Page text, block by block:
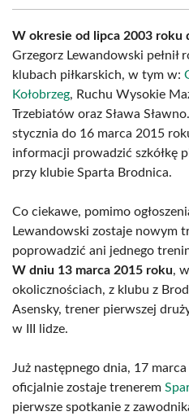
W okresie od lipca 2003 roku
Grzegorz Lewandowski pełnił
klubach piłkarskich, w tym w:
Kołobrzeg, Ruchu Wysokie
Trzebiatów oraz Sława
stycznia do 16 marca 2015
informacji prowadzić szkółkę
przy klubie Sparta Brodnica.
Co ciekawe, pomimo
Lewandowski zostaje nowym
poprowadzić ani jednego
W dniu 13 marca 2015 roku,
okolicznościach, z klubu z
Asensky, trener pierwszej
w III lidze.
Już następnego dnia, 17
oficjalnie zostaje trenerem
pierwsze spotkanie z